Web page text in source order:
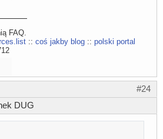
FAQ.
:: coś jakby blog :: polski portal
#24
DUG